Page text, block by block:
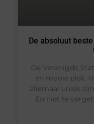
De absoluut
De Verenigde
en mooie plek.
allemaal uniek
En niet te